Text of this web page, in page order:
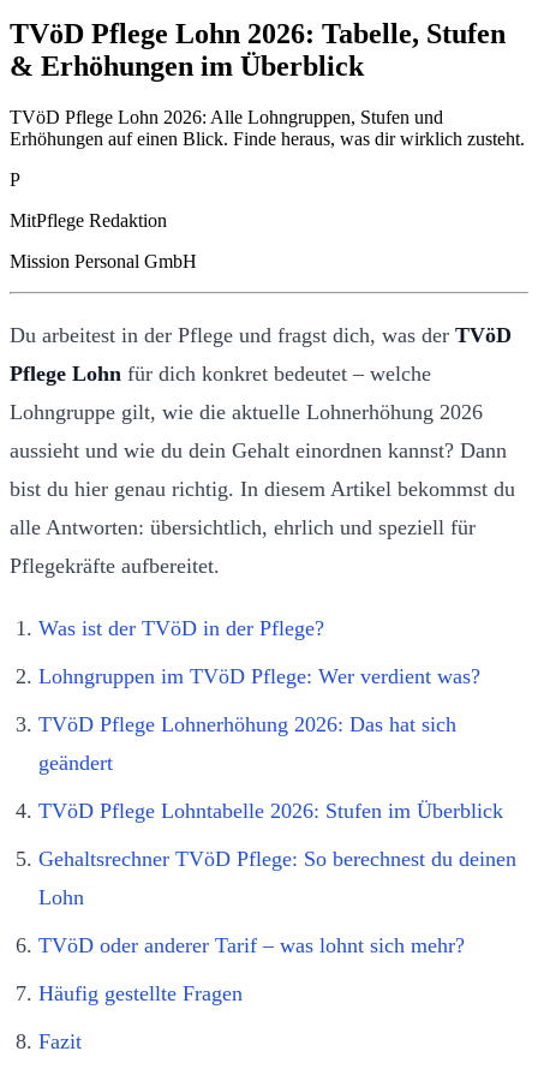
TVöD Pflege Lohn 2026: Tabelle, Stufen
& Erhöhungen im Überblick
TVöD Pflege Lohn 2026: Alle Lohngruppen, Stufen und
Erhöhungen auf einen Blick. Finde heraus, was dir wirklich zusteht.
P
MitPflege Redaktion
Mission Personal GmbH
Du arbeitest in der Pflege und fragst dich, was der TVöD
Pflege Lohn für dich konkret bedeutet – welche
Lohngruppe gilt, wie die aktuelle Lohnerhöhung 2026
aussieht und wie du dein Gehalt einordnen kannst? Dann
bist du hier genau richtig. In diesem Artikel bekommst du
alle Antworten: übersichtlich, ehrlich und speziell für
Pflegekräfte aufbereitet.
Was ist der TVöD in der Pflege?
Lohngruppen im TVöD Pflege: Wer verdient was?
TVöD Pflege Lohnerhöhung 2026: Das hat sich
geändert
TVöD Pflege Lohntabelle 2026: Stufen im Überblick
Gehaltsrechner TVöD Pflege: So berechnest du deinen
Lohn
TVöD oder anderer Tarif – was lohnt sich mehr?
Häufig gestellte Fragen
Fazit